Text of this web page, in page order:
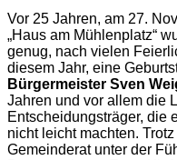
Vor 25 Jahren, am 27.
„Haus am Mühlenplatz“
genug, nach vielen
diesem Jahr, eine
Bürgermeister Sven
Jahren und vor allem die
Entscheidungsträger, die
nicht leicht machten.
Gemeinderat unter der